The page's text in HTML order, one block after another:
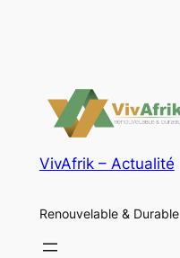
VivAfrik – Actualité
Renouvelable & Durable